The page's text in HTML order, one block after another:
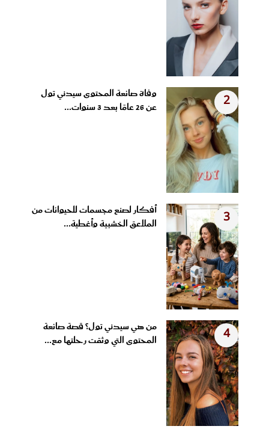
2
وفاة صانعة المحتوى سيدني تول
عن 26 عامًا بعد 3 سنوات...
3
أفكار لصنع مجسمات للحيوانات من
الملاعق الخشبية وأغطية...
4
من هي سيدني تول؟ قصة صانعة
المحتوى التي وثقت رحلتها مع...